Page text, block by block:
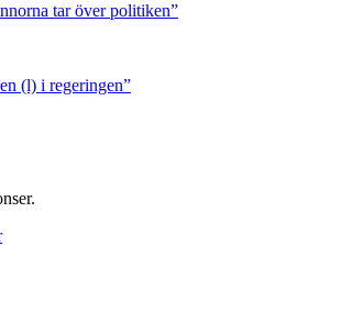
tar över politiken”
(l) i regeringen”